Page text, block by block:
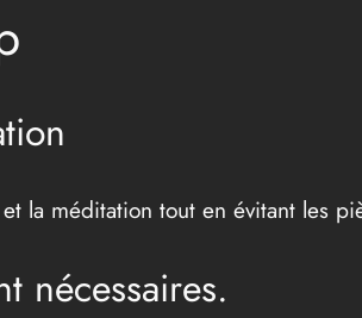
la méditation tout en évitant les
nécessaires.